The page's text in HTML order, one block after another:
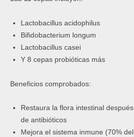
Lactobacillus acidophilus
Bifidobacterium longum
Lactobacillus casei
Y 8 cepas probióticas más
Beneficios comprobados:
Restaura la flora intestinal después
de antibióticos
Mejora el sistema inmune (70% del